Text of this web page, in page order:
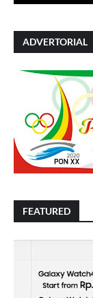
ADVERTORIAL
FEATURED